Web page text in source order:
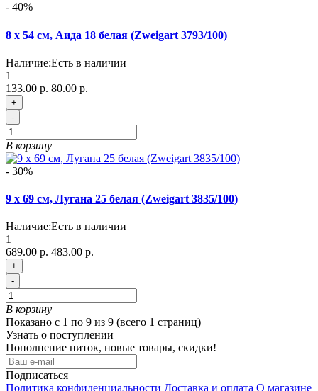
- 40%
8 х 54 см, Аида 18 белая (Zweigart 3793/100)
Наличие:Есть в наличии
1
133.00 р. 80.00 р.
+
-
В корзину
- 30%
9 х 69 см, Лугана 25 белая (Zweigart 3835/100)
Наличие:Есть в наличии
1
689.00 р. 483.00 р.
+
-
В корзину
Показано с 1 по 9 из 9 (всего 1 страниц)
Узнать о поступлении
Пополнение ниток, новые товары, скидки!
Подписаться
Политика конфиденциальности Доставка и оплата О магазине